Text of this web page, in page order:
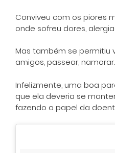
Conviveu com os piores
onde sofreu dores,
Mas também se permitiu
amigos, passear, namorar.
Infelizmente, uma boa
que ela deveria se
fazendo o papel da